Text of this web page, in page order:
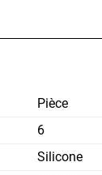
Pièce
6
Silicone